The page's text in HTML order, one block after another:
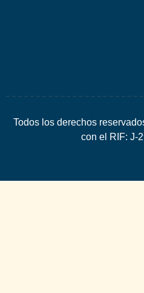
Todos los derechos
con el RIF: J-